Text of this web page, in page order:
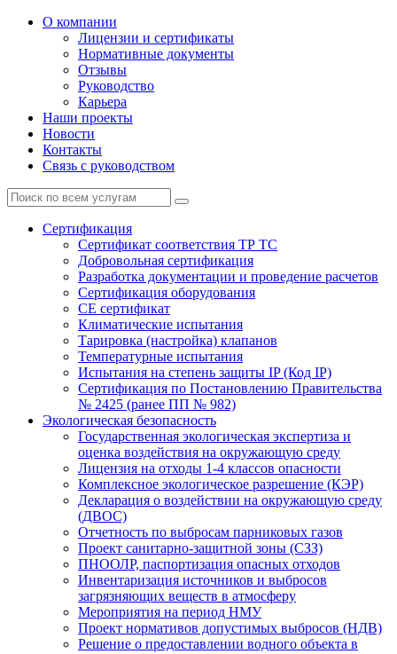
О компании
Лицензии и сертификаты
Нормативные документы
Отзывы
Руководство
Карьера
Наши проекты
Новости
Контакты
Связь с руководством
Сертификация
Cертификат соответствия ТР ТС
Добровольная сертификация
Разработка документации и проведение расчетов
Сертификация оборудования
CE cертификат
Климатические испытания
Тарировка (настройка) клапанов
Температурные испытания
Испытания на степень защиты IP (Код IP)
Сертификация по Постановлению Правительства
№ 2425 (ранее ПП № 982)
Экологическая безопасность
Государственная экологическая экспертиза и
оценка воздействия на окружающую среду
Лицензия на отходы 1-4 классов опасности
Комплексное экологическое разрешение (КЭР)
Декларация о воздействии на окружающую среду
(ДВОС)
Отчетность по выбросам парниковых газов
Проект санитарно-защитной зоны (СЗЗ)
ПНООЛР, паспортизация опасных отходов
Инвентаризация источников и выбросов
загрязняющих веществ в атмосферу
Мероприятия на период НМУ
Проект нормативов допустимых выбросов (НДВ)
Решение о предоставлении водного объекта в